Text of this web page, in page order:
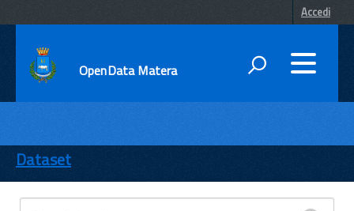
Accedi
OpenData Matera
ENTI
TEMI
INFORMAZIONI
Dataset